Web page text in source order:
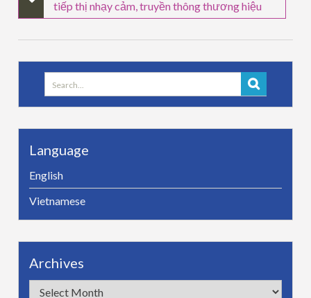
tiếp thị nhạy cảm ,truyền thông thương hiệu
Search
for:
Language
English
Vietnamese
Archives
Archives